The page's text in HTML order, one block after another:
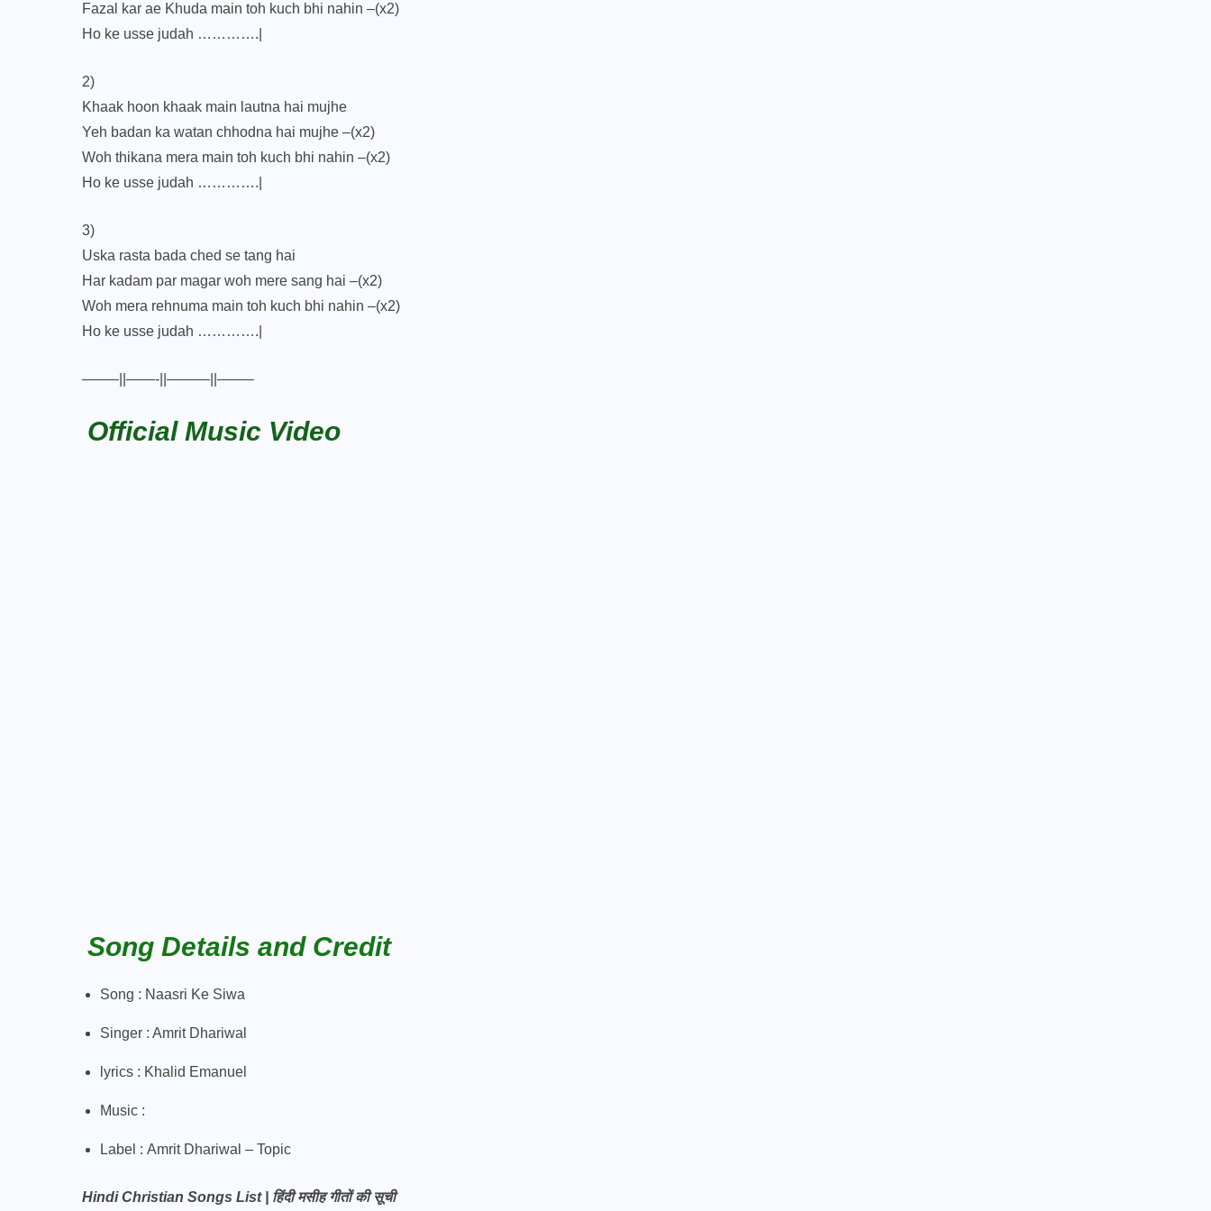
Fazal kar ae Khuda main toh kuch bhi nahin –(x2)
Ho ke usse judah ………….|
2)
Khaak hoon khaak main lautna hai mujhe
Yeh badan ka watan chhodna hai mujhe –(x2)
Woh thikana mera main toh kuch bhi nahin –(x2)
Ho ke usse judah ………….|
3)
Uska rasta bada ched se tang hai
Har kadam par magar woh mere sang hai –(x2)
Woh mera rehnuma main toh kuch bhi nahin –(x2)
Ho ke usse judah ………….|
——–||——-||———||——–
Official Music Video
Song Details and Credit
Song : Naasri Ke Siwa
Singer : Amrit Dhariwal
lyrics : Khalid Emanuel
Music :
Label : Amrit Dhariwal – Topic
Hindi Christian Songs List | हिंदी मसीह गीतों की सूची